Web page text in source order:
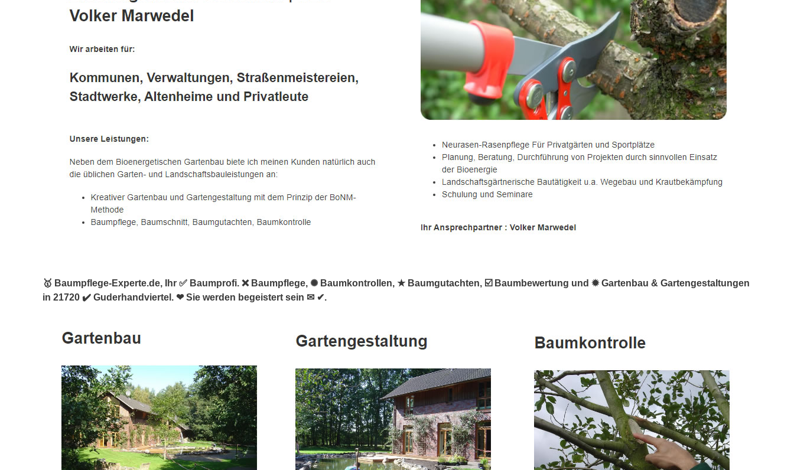
🥇 Baumpflege-Experte.de, Ihr ✅ Baumprofi. ❌ Baumpflege, ✺ Baumkontrollen, ★ Baumgutachten, ☑️ Baumbewertung und ✹ Gartenbau & Gartengestaltungen
in 21720 ✔️ Guderhandviertel. ❤ Sie werden begeistert sein ✉ ✔.